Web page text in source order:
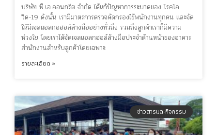
บริษัท พี.เอ.คอนกรีต จำกัด ได้แก้ปัญหาการระบาดของ โรคโค
วิด-19 ดังนั้น เรามีมาตรการตรวจคัดกรองไข้พนักงานทุกคน และจัด
ให้มีเจลแอลกอฮอล์ล้างมืออย่างทั่วถึง รวมถึงลูกค้าเราก็มีความ
ห่วงใย โดยเราได้จัดเจลแอลกฮอล์ล้างมือประจำด้านหน้าของอาคาร
สำนักงานสำหรับลูกค้าโดยเฉพาะ
รายละเอียด »
ข่าวสารและกิจกรรม